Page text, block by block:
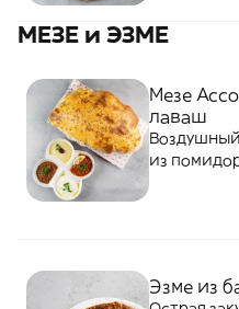
МЕЗЕ и ЭЗМЕ
Мезе
лаваш
Воздушный
из
Эзме из